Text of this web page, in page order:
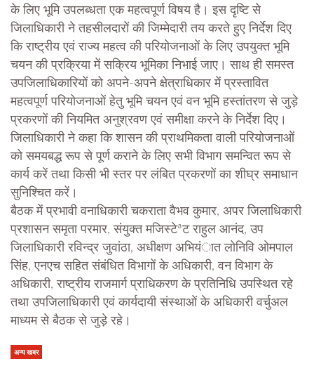
के लिए भूमि उपलब्धता एक महत्वपूर्ण विषय है। इस दृष्टि से
जिलाधिकारी ने तहसीलदारों की जिम्मेदारी तय करते हुए निर्देश दिए
कि राष्ट्रीय एवं राज्य महत्व की परियोजनाओं के लिए उपयुक्त भूमि
चयन की प्रक्रिया में सक्रिय भूमिका निभाई जाए। साथ ही समस्त
उपजिलाधिकारियों को अपने-अपने क्षेत्राधिकार में प्रस्तावित
महत्वपूर्ण परियोजनाओं हेतु भूमि चयन एवं वन भूमि हस्तांतरण से जुड़े
प्रकरणों की नियमित अनुश्रवण एवं समीक्षा करने के निर्देश दिए।
जिलाधिकारी ने कहा कि शासन की प्राथमिकता वाली परियोजनाओं
को समयबद्ध रूप से पूर्ण कराने के लिए सभी विभाग समन्वित रूप से
कार्य करें तथा किसी भी स्तर पर लंबित प्रकरणों का शीघ्र समाधान
सुनिश्चित करें।
बैठक में प्रभावी वनाधिकारी चकराता वैभव कुमार, अपर जिलाधिकारी
प्रशासन समृता परमार, संयुक्त मजिस्टेªट राहुल आनंद, उप
जिलाधिकारी रविन्द्र जुवांठा, अधीक्षण अभियंात लोनिवि ओमपाल
सिंह, एनएच सहित संबंधित विभागों के अधिकारी, वन विभाग के
अधिकारी, राष्ट्रीय राजमार्ग प्राधिकरण के प्रतिनिधि उपस्थित रहे
तथा उपजिलाधिकारी एवं कार्यदायी संस्थाओं के अधिकारी वर्चुअल
माध्यम से बैठक से जुड़े रहे।
अन्य खबर